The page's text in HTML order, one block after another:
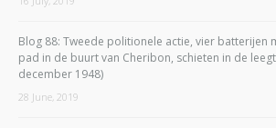
Blog 88: Tweede politionele actie, vier batterijen
pad in de buurt van Cheribon, schieten in de
december 1948)
28 June, 2019